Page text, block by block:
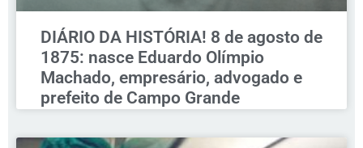
DIÁRIO DA HISTÓRIA! 8 de agosto de
1875: nasce Eduardo Olímpio
Machado, empresário, advogado e
prefeito de Campo Grande